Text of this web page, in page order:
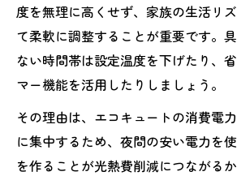
度を無理に高くせず、家族の生活リ
て柔軟に調整することが重要です。
ない時間帯は設定温度を下げたり、
マー機能を活用したりしましょう。
その理由は、エコキュートの消費電
に集中するため、夜間の安い電力を
を作ることが光熱費削減につながる